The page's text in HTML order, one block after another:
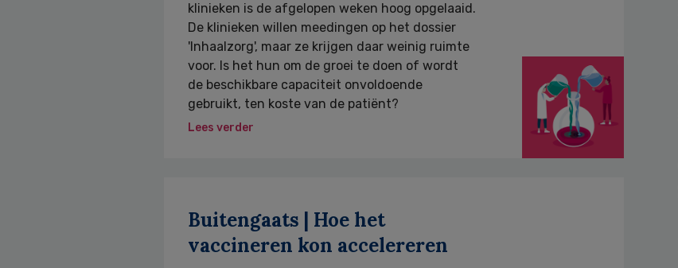
klinieken is de afgelopen weken hoog opgelaaid.
De klinieken willen meedingen op het dossier
'Inhaalzorg', maar ze krijgen daar weinig ruimte
voor. Is het hun om de groei te doen of wordt
de beschikbare capaciteit onvoldoende
gebruikt, ten koste van de patiënt?
Lees verder
Buitengaats | Hoe het
vaccineren kon accelereren